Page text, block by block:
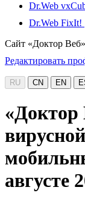
Dr.Web
Dr.Web FixIt!
Сайт «Доктор Веб»
Редактировать
RU CN EN
«Доктор
августе